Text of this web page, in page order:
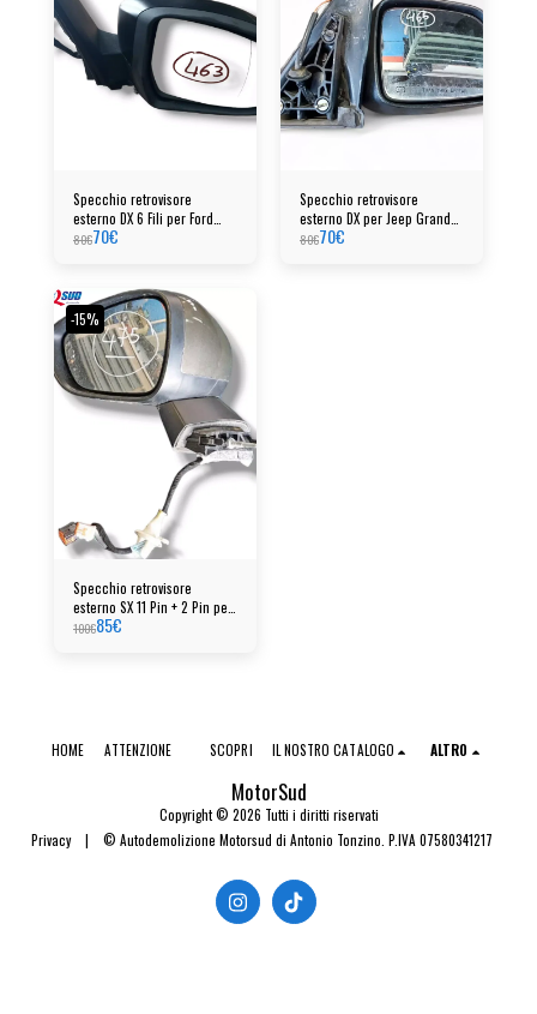
Specchio retrovisore
esterno DX 6 Fili per Ford
Focus (08-11) colore nero
80€70€
Specchio retrovisore
esterno DX per Jeep Grand
Cherokee anno 2001
80€70€
-15%
Specchio retrovisore
esterno SX 11 Pin + 2 Pin per
Citroen DS4 colore Bronzo
100€85€
MotorSud
Copyright © 2026 Tutti i diritti riservati
Privacy| © Autodemolizione Motorsud di Antonio Tonzino. P.IVA 07580341217
HOME ATTENZIONE SCOPRI IL NOSTRO CATALOGO ALTRO